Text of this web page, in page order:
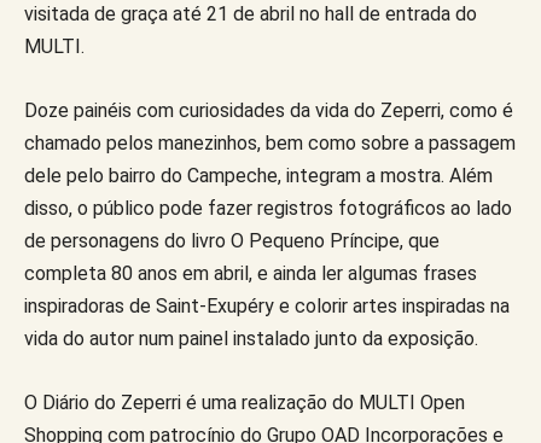
visitada de graça até 21 de abril no hall de entrada do
MULTI.
Doze painéis com curiosidades da vida do Zeperri, como é
chamado pelos manezinhos, bem como sobre a passagem
dele pelo bairro do Campeche, integram a mostra. Além
disso, o público pode fazer registros fotográficos ao lado
de personagens do livro O Pequeno Príncipe, que
completa 80 anos em abril, e ainda ler algumas frases
inspiradoras de Saint-Exupéry e colorir artes inspiradas na
vida do autor num painel instalado junto da exposição.
O Diário do Zeperri é uma realização do MULTI Open
Shopping com patrocínio do Grupo OAD Incorporações e